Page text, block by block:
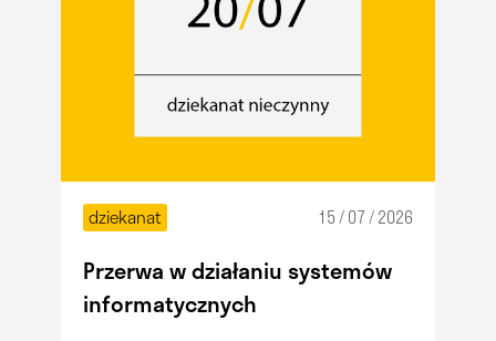
dziekanat 15 / 07 / 2026
Przerwa w działaniu systemów
informatycznych